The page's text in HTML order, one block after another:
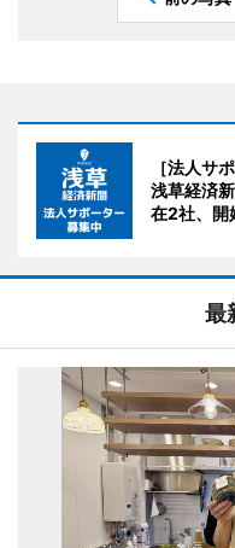
［法人サ
浅草経済
在2社、開
最